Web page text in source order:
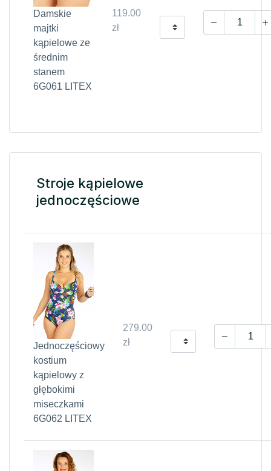
Damskie
majtki
kąpielowe ze
średnim
stanem
6G061 LITEX
119.00
zł
Stroje kąpielowe
jednoczęściowe
Jednoczęściowy
kostium
kąpielowy z
głębokimi
miseczkami
6G062 LITEX
279.00
zł